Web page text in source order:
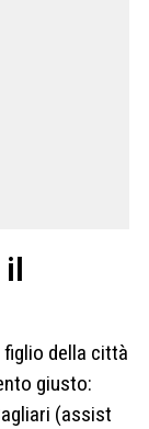
figlio della città
giusto:
(assist